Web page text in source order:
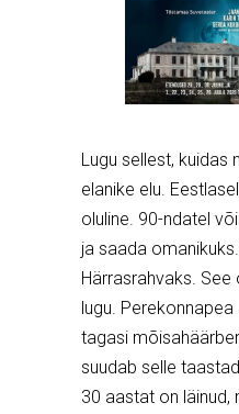
Lugu sellest, kuidas
elanike elu.
oluline. 90-ndatel
ja saada
Härrasrahvaks. See
lugu.
tagasi
suudab selle
30 aastat on läinud,